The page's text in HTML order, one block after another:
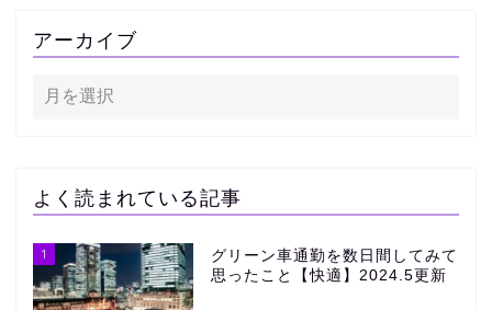
アーカイブ
よく読まれている記事
1
グリーン車通勤を数日間してみて
思ったこと【快適】2024.5更新